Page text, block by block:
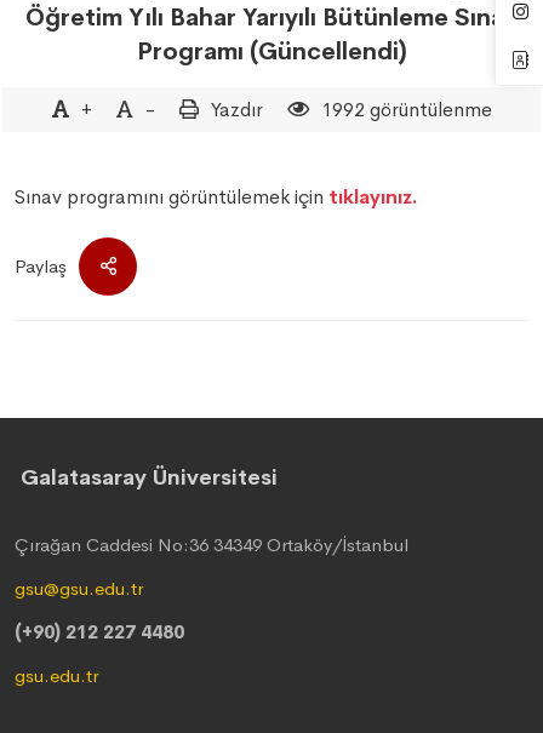
Öğretim Yılı Bahar Yarıyılı Bütünleme Sınav
Programı (Güncellendi)
+ - Yazdır 1992 görüntülenme
Sınav programını görüntülemek için tıklayınız.
Paylaş
Galatasaray Üniversitesi
Çırağan Caddesi No:36 34349 Ortaköy/İstanbul
gsu@gsu.edu.tr
(+90) 212 227 4480
gsu.edu.tr